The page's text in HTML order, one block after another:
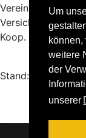
Um
weitere
der
unserer
Versicherungen:
Koop. Verein/
Stand: 08 - 2023